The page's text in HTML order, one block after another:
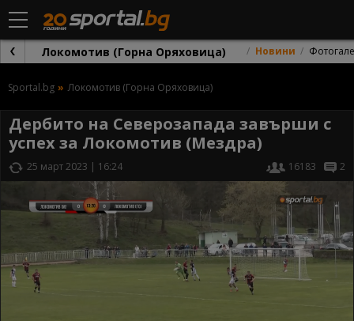
Локомотив (Горна Оряховица) Новини
Sportal.bg Локомотив (Горна Оряховица)
Дербито на Северозапада завърши с
успех за Локомотив (Мездра)
25 март 2023 | 16:24 16183 2